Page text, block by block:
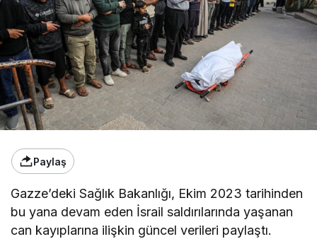
Paylaş
Gazze’deki Sağlık Bakanlığı, Ekim 2023 tarihinden
bu yana devam eden İsrail saldırılarında yaşanan
can kayıplarına ilişkin güncel verileri paylaştı.